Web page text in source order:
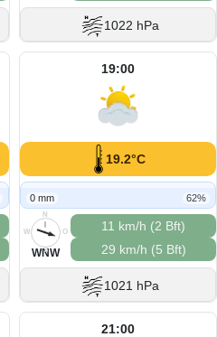
1022 hPa
19:00
19.2°C
0 mm 62%
N
O
S
W
WNW
11 km/h (2 Bft)
29 km/h (5 Bft)
1021 hPa
21:00